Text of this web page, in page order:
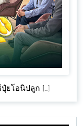
ปุ๋ยโอนิปลูก […]